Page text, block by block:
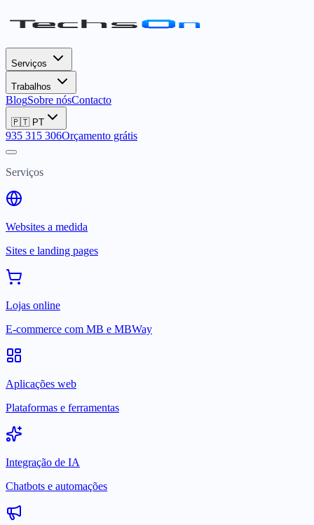
Serviços
Trabalhos
BlogSobre nósContacto
🇵🇹 PT
935 315 306Orçamento grátis
Serviços
Websites a medida
Sites e landing pages
Lojas online
E-commerce com MB e MBWay
Aplicações web
Plataformas e ferramentas
Integração de IA
Chatbots e automações